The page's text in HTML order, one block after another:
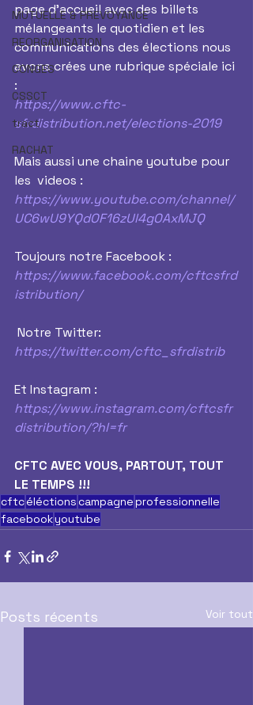
MUTUELLE & PREVOYANCE
REORGANISATION
CONGES
CSSCT
tract
RACHAT
page d'accueil avec des billets
mélangeants le quotidien et les
communications des élections nous
avons crées une rubrique spéciale ici
:
https://www.cftc-
sfrdistribution.net/elections-2019
Mais aussi une chaine youtube pour
les  videos :
https://www.youtube.com/channel/
UC6wU9YQdOF16zUl4gOAxMJQ
Toujours notre Facebook :
https://www.facebook.com/cftcsfrd
istribution/
Notre Twitter:
https://twitter.com/cftc_sfrdistrib
Et Instagram :
https://www.instagram.com/cftcsfr
distribution/?hl=fr
CFTC AVEC VOUS, PARTOUT, TOUT
LE TEMPS !!!
cftcéléctionscampagneprofessionnelle
facebookyoutube
Posts récents Voir tout